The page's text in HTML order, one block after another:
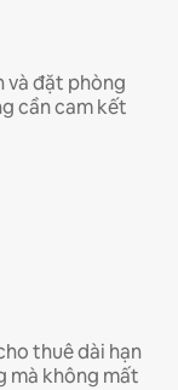
và đặt phòng
cần cam kết
thuê dài hạn
mà không mất